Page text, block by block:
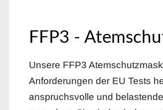
FFP3 -
Unsere FFP3
Anforderungen der EU Tests
anspruchsvolle und